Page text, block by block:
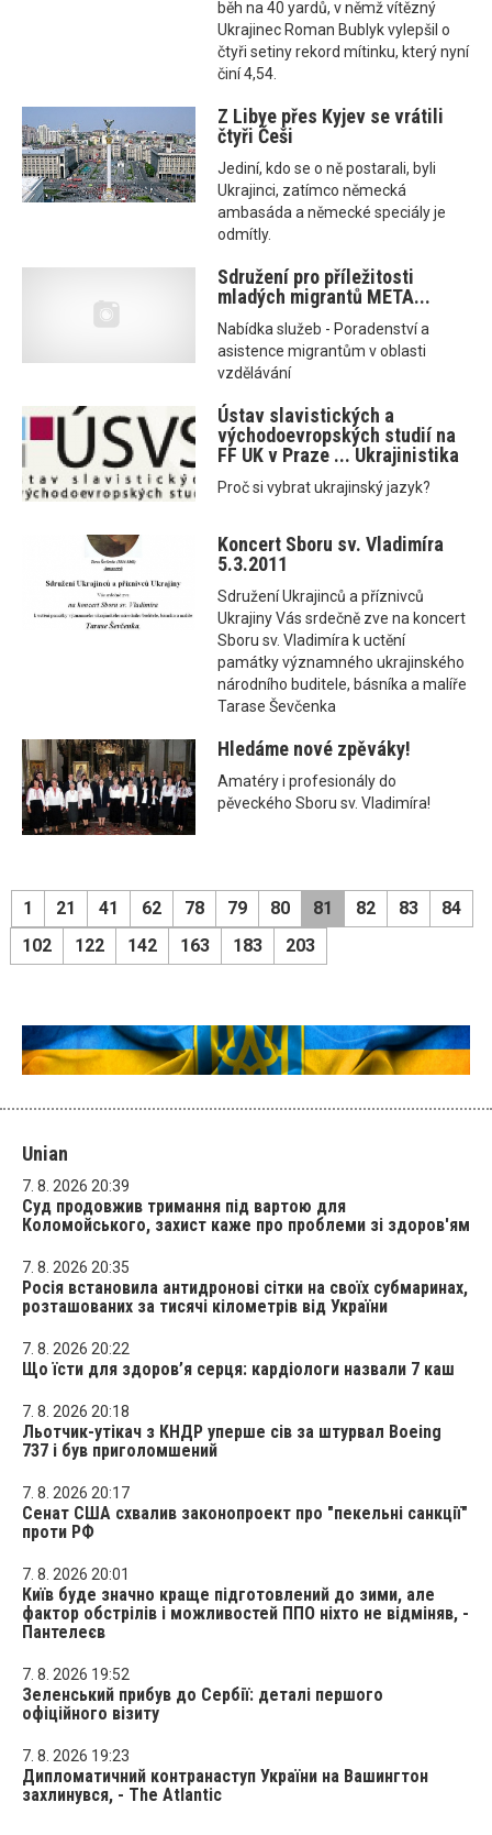
běh na 40 yardů, v němž vítězný
Ukrajinec Roman Bublyk vylepšil o
čtyři setiny rekord mítinku, který nyní
činí 4,54.
Z Libye přes Kyjev se vrátili
čtyři Češi
Jediní, kdo se o ně postarali, byli
Ukrajinci, zatímco německá
ambasáda a německé speciály je
odmítly.
Sdružení pro příležitosti
mladých migrantů META...
Nabídka služeb - Poradenství a
asistence migrantům v oblasti
vzdělávání
Ústav slavistických a
východoevropských studií na
FF UK v Praze ... Ukrajinistika
Proč si vybrat ukrajinský jazyk?
Koncert Sboru sv. Vladimíra
5.3.2011
Sdružení Ukrajinců a příznivců
Ukrajiny Vás srdečně zve na koncert
Sboru sv. Vladimíra k uctění
památky významného ukrajinského
národního buditele, básníka a malíře
Tarase Ševčenka
Hledáme nové zpěváky!
Amatéry i profesionály do
pěveckého Sboru sv. Vladimíra!
1 21 41 62 78 79 80 81 82 83
84
102
122 142 163 183 203
Unian
7. 8. 2026 20:39
Суд продовжив тримання під вартою для
Коломойського, захист каже про проблеми зі здоров'ям
7. 8. 2026 20:35
Росія встановила антидронові сітки на своїх субмаринах,
розташованих за тисячі кілометрів від України
7. 8. 2026 20:22
Що їсти для здоров’я серця: кардіологи назвали 7 каш
7. 8. 2026 20:18
Льотчик-утікач з КНДР уперше сів за штурвал Boeing
737 і був приголомшений
7. 8. 2026 20:17
Сенат США схвалив законопроект про "пекельні санкції"
проти РФ
7. 8. 2026 20:01
Київ буде значно краще підготовлений до зими, але
фактор обстрілів і можливостей ППО ніхто не відміняв, -
Пантелеєв
7. 8. 2026 19:52
Зеленський прибув до Сербії: деталі першого
офіційного візиту
7. 8. 2026 19:23
Дипломатичний контранаступ України на Вашингтон
захлинувся, - The Atlantic